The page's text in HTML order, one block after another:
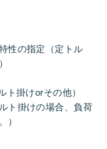
性の指定（定トル
ト掛けorその他）
ト掛けの場合、負荷
）